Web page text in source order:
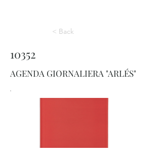
< Back
10352
AGENDA GIORNALIERA "ARLÉS"